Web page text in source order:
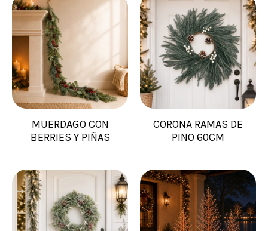
MUERDAGO CON
BERRIES Y PIÑAS
CORONA RAMAS DE
PINO 60CM